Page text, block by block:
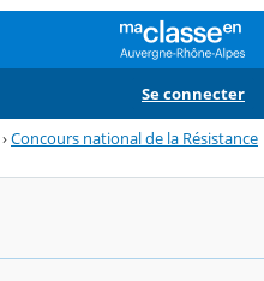
Se connecter
›Concours national de la Résistance